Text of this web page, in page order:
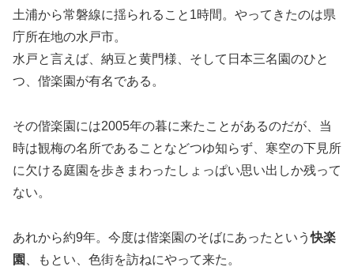
土浦から常磐線に揺られること1時間。やってきたのは県
庁所在地の水戸市。
水戸と言えば、納豆と黄門様、そして日本三名園のひと
つ、偕楽園が有名である。
その偕楽園には2005年の暮に来たことがあるのだが、当
時は観梅の名所であることなどつゆ知らず、寒空の下見所
に欠ける庭園を歩きまわったしょっぱい思い出しか残って
ない。
あれから約9年。今度は偕楽園のそばにあったという快楽
園
、もとい、色街を訪ねにやって来た。